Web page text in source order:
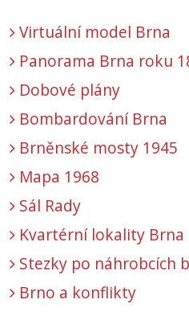
Virtuální model Brna
Panorama Brna roku
Dobové plány
Bombardování Brna
Brněnské mosty 1945
Mapa 1968
Sál Rady
Kvartérní lokality Brna
Stezky po náhrobcích
Brno a konflikty